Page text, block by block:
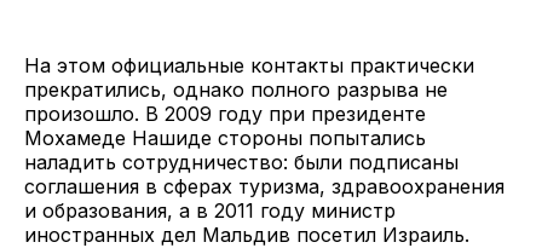
На этом официальные контакты практически
прекратились, однако полного разрыва не
произошло. В 2009 году при президенте
Мохамеде Нашиде стороны попытались
наладить сотрудничество: были подписаны
соглашения в сферах туризма, здравоохранения
и образования, а в 2011 году министр
иностранных дел Мальдив посетил Израиль.